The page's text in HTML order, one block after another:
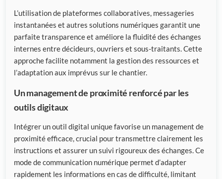
L’utilisation de plateformes collaboratives, messageries
instantanées et autres solutions numériques garantit une
parfaite transparence et améliore la fluidité des échanges
internes entre décideurs, ouvriers et sous-traitants. Cette
approche facilite notamment la gestion des ressources et
l’adaptation aux imprévus sur le chantier.
Un management de proximité renforcé par les
outils digitaux
Intégrer un outil digital unique favorise un management de
proximité efficace, crucial pour transmettre clairement les
instructions et assurer un suivi rigoureux des échanges. Ce
mode de communication numérique permet d’adapter
rapidement les informations en cas de difficulté, limitant